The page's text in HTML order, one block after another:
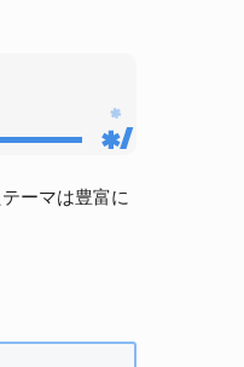
ーマは豊富に